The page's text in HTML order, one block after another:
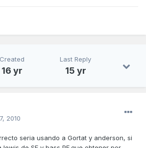
Created
16 yr
Last Reply
15 yr
2010
seria usando a Gortat y anderson, si